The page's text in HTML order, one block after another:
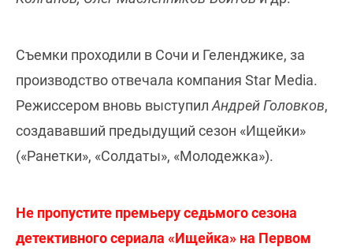
Съемки проходили в Сочи и Геленджике, за
производство отвечала компания Star Media.
Режиссером вновь выступил АндрейГоловков,
создававший предыдущий сезон «Ищейки»
(«Ранетки», «Солдаты», «Молодежка»).
Не пропустите премьеру седьмого сезона
детективного сериала «Ищейка» на Первом